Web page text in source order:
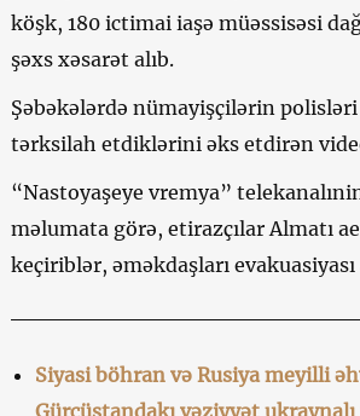
köşk, 180 ictimai iaşə müəssisəsi
şəxs xəsarət alıb.
Şəbəkələrdə nümayişçilərin
tərksilah etdiklərini əks etdirən
“Nastoyaşeye vremya”
məlumata görə, etirazçılar Almatı
keçiriblər, əməkdaşları evakuasiyası
Siyasi böhran və Rusiya meyilli
Gürcüstandakı vəziyyət